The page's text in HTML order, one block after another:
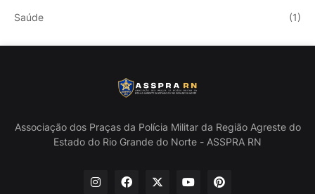
Saúde (1)
Associação dos Praças da Polícia Militar da Região Agreste do
Estado do Rio Grande do Norte - ASSPRA RN